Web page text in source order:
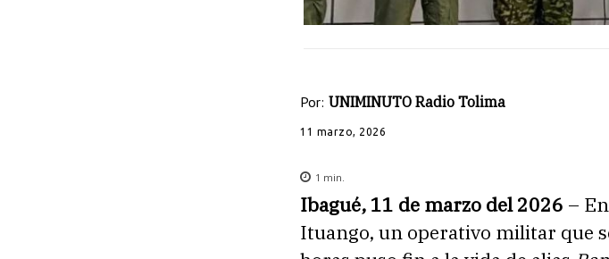
Por: UNIMINUTO Radio Tolima
11 marzo, 2026
1 min.
Ibagué, 11 de marzo del 2026 –
Ituango, un operativo militar que